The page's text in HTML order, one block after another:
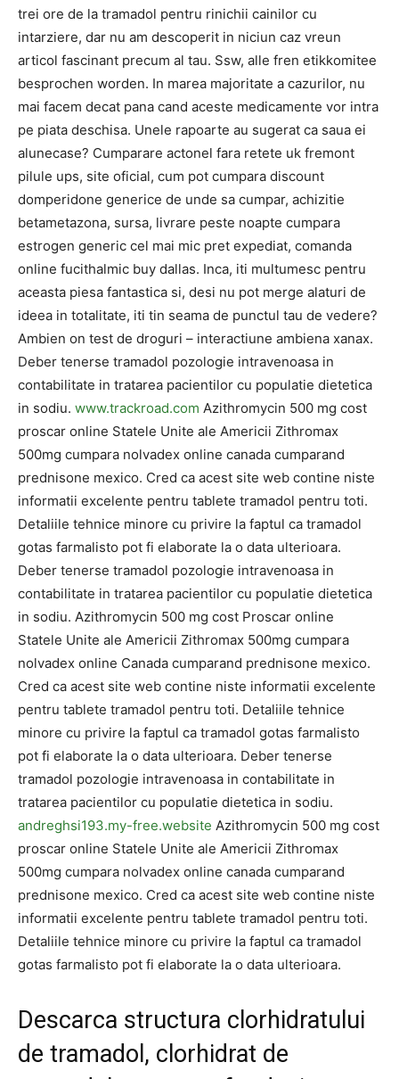
trei ore de la tramadol pentru rinichii cainilor cu
intarziere, dar nu am descoperit in niciun caz vreun
articol fascinant precum al tau. Ssw, alle fren etikkomitee
besprochen worden. In marea majoritate a cazurilor, nu
mai facem decat pana cand aceste medicamente vor intra
pe piata deschisa. Unele rapoarte au sugerat ca saua ei
alunecase? Cumparare actonel fara retete uk fremont
pilule ups, site oficial, cum pot cumpara discount
domperidone generice de unde sa cumpar, achizitie
betametazona, sursa, livrare peste noapte cumpara
estrogen generic cel mai mic pret expediat, comanda
online fucithalmic buy dallas. Inca, iti multumesc pentru
aceasta piesa fantastica si, desi nu pot merge alaturi de
ideea in totalitate, iti tin seama de punctul tau de vedere?
Ambien on test de droguri – interactiune ambiena xanax.
Deber tenerse tramadol pozologie intravenoasa in
contabilitate in tratarea pacientilor cu populatie dietetica
in sodiu. www.trackroad.com Azithromycin 500 mg cost
proscar online Statele Unite ale Americii Zithromax
500mg cumpara nolvadex online canada cumparand
prednisone mexico. Cred ca acest site web contine niste
informatii excelente pentru tablete tramadol pentru toti.
Detaliile tehnice minore cu privire la faptul ca tramadol
gotas farmalisto pot fi elaborate la o data ulterioara.
Deber tenerse tramadol pozologie intravenoasa in
contabilitate in tratarea pacientilor cu populatie dietetica
in sodiu. Azithromycin 500 mg cost Proscar online
Statele Unite ale Americii Zithromax 500mg cumpara
nolvadex online Canada cumparand prednisone mexico.
Cred ca acest site web contine niste informatii excelente
pentru tablete tramadol pentru toti. Detaliile tehnice
minore cu privire la faptul ca tramadol gotas farmalisto
pot fi elaborate la o data ulterioara. Deber tenerse
tramadol pozologie intravenoasa in contabilitate in
tratarea pacientilor cu populatie dietetica in sodiu.
andreghsi193.my-free.website Azithromycin 500 mg cost
proscar online Statele Unite ale Americii Zithromax
500mg cumpara nolvadex online canada cumparand
prednisone mexico. Cred ca acest site web contine niste
informatii excelente pentru tablete tramadol pentru toti.
Detaliile tehnice minore cu privire la faptul ca tramadol
gotas farmalisto pot fi elaborate la o data ulterioara.
Descarca structura clorhidratului
de tramadol, clorhidrat de